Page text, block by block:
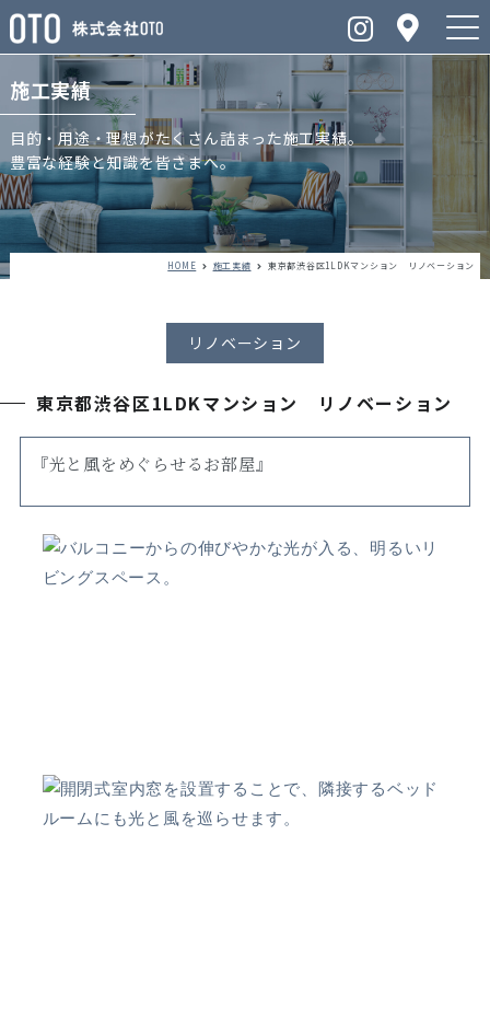
施工実績
目的・用途・理想がたくさん詰まった施工実績。
豊富な経験と知識を皆さまへ。
HOME 施工実績 東京都渋谷区1LDKマンション リノベーション
リノベーション
東京都渋谷区1LDKマンション リノベーション
『光と風をめぐらせるお部屋』